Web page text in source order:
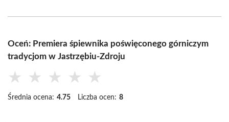
Oceń: Premiera śpiewnika poświęconego górniczym
tradycjom w Jastrzębiu-Zdroju
★ ★ ★ ★ ★
Średnia ocena: 4.75 Liczba ocen: 8